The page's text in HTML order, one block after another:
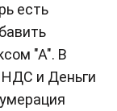
есть
"А". В
НДС и Деньги